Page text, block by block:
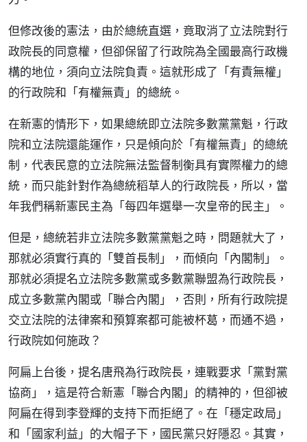
但修改後的憲法，由於總統直選，竟取消了立法院對行
政院長的同意權，但卻保留了行政院為全國最高行政機
構的地位，須向立法院負責。這就形成了「有責無權」
的行政院和「有權無責」的總統。
在新憲的情形下，如果總統即立法院多數黨黨魁，行政
院和立法院還能運作，只是傾向於「有權無責」的總統
制，代表民意的立法院無法監督制衡具有實際權力的總
統，而只能針對作為總統稻草人的行政院長，所以，當
年我們稱新憲民主為「每四年選舉一次皇帝的民主」。
但是，總統若非立法院多數黨黨魁之時，問題就大了，
那就必須實行真的「雙首長制」，而傾向「內閣制」。
那就必須提名立法院多數黨或多數黨聯盟為行政院長，
成立多數黨內閣或「聯合內閣」，否則，所有行政院提
交立法院的法律案和預算案都可能被杯葛，而通不過，
行政院如何施政？
阿扁上台後，提名唐飛為行政院長，連戰要求「黨對黨
協商」，這是符合新憲「聯合內閣」的精神的，但卻被
阿扁在得到李登輝的支持下而拒絕了。在「穩定政局」
和「國家利益」的大帽子下，國民黨只好隱忍。其實，